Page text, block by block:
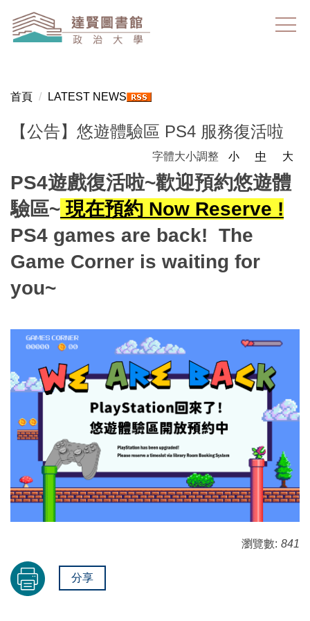
到
主
容
首頁 LATEST NEWS
【公告】悠遊體驗區 PS4 服務復活啦
字體大小調整 小 中 大
PS4遊戲復活啦~歡迎預約悠遊體
驗區~ 現在預約 Now Reserve !
PS4 games are back! The
Game Corner is waiting for
you~
瀏覽數: 841
分享